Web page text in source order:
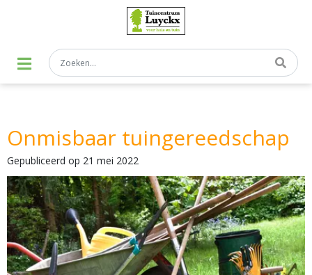
Onmisbaar tuingereedschap
Gepubliceerd op 21 mei 2022